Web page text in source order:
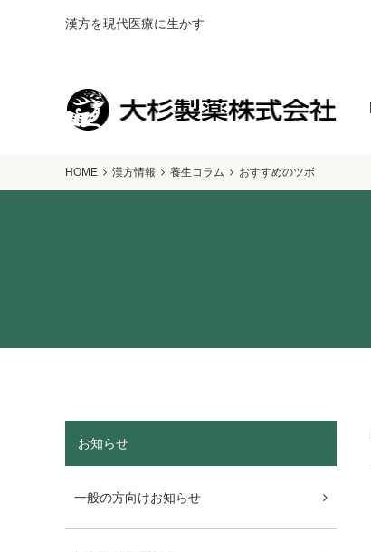
漢方を現代医療に生かす
HOME 漢方情報 養生コラム おすすめのツボ
お知らせ
一般の方向けお知らせ